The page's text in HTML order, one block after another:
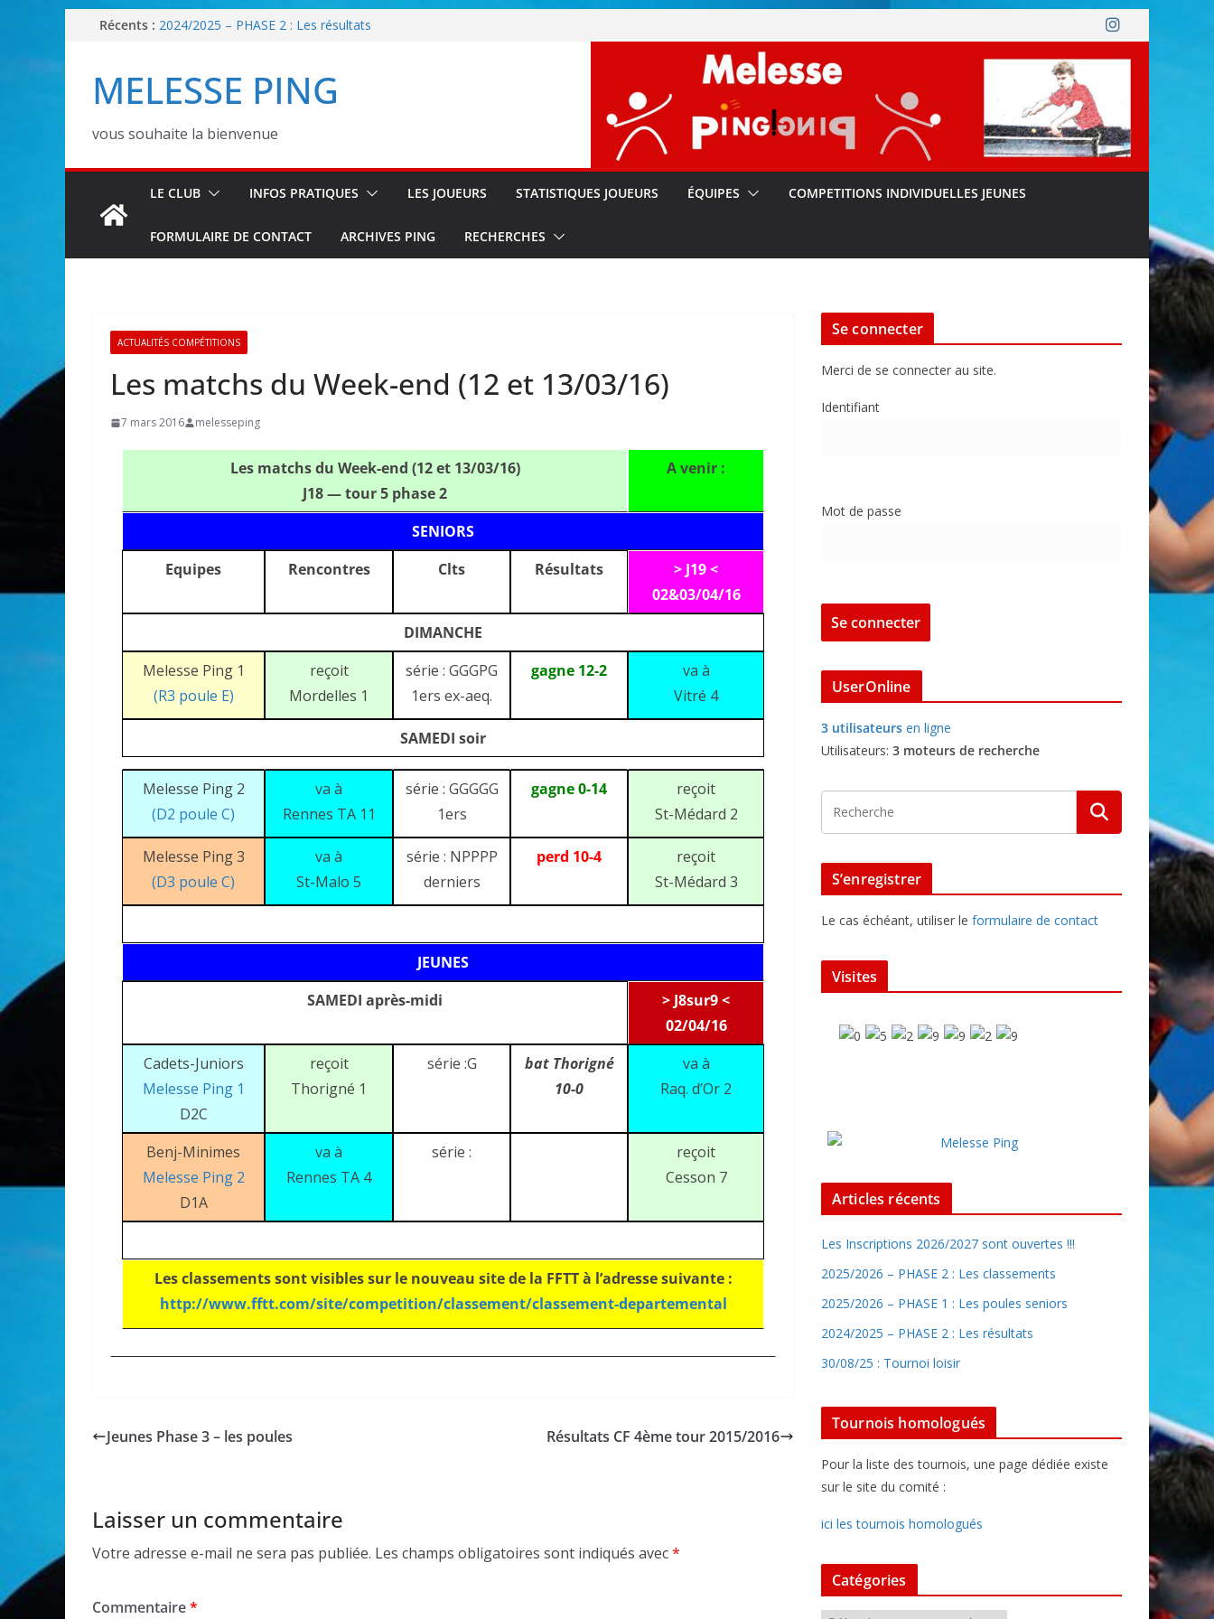
PasserRécents : 2024/2025 – PHASE 2 : Les résultats
2025/2026 – PHASE 2 : Les classements
2025/2026 – PHASE 1 : Les poules seniors
MELESSE PING
vous souhaite la bienvenue
LE CLUB INFOS PRATIQUES LES JOUEURS STATISTIQUES JOUEURS ÉQUIPES COMPETITIONS INDIVIDUELLES JEUNES
FORMULAIRE DE CONTACT ARCHIVES PING RECHERCHES
ACTUALITÉS COMPÉTITIONS
Les matchs du Week-end (12 et 13/03/16)
7 mars 2016 melesseping
Les matchs du Week-end (12 et 13/03/16)
J18 — tour 5 phase 2
A venir :
SENIORS
Equipes
Rencontres Clts Résultats
> J19 <
02&03/04/16
DIMANCHE
Melesse Ping 1
(R3 poule E)
reçoit
Mordelles 1
série : GGGPG
1ers ex-aeq.
gagne 12-2
va à
Vitré 4
SAMEDI soir
Melesse Ping 2
(D2 poule C)
va à
Rennes TA 11
série : GGGGG
1ers
gagne 0-14
reçoit
St-Médard 2
Melesse Ping 3
(D3 poule C)
va à
St-Malo 5
série : NPPPP
derniers
perd 10-4
reçoit
St-Médard 3
JEUNES
SAMEDI après-midi
> J8sur9 <
02/04/16
Cadets-Juniors
Melesse Ping 1
D2C
reçoit
Thorigné 1
série :G
bat Thorigné
10-0
va à
Raq. d’Or 2
Benj-Minimes
Melesse Ping 2
D1A
va à
Rennes TA 4
série :
reçoit
Cesson 7
Les classements sont visibles sur le nouveau site de la FFTT à l’adresse suivante :
http://www.fftt.com/site/competition/classement/classement-departemental
Jeunes Phase 3 – les poules Résultats CF 4ème tour 2015/2016
Laisser un commentaire
Votre adresse e-mail ne sera pas publiée. Les champs obligatoires sont indiqués avec*
Commentaire*
Se connecter
Merci de se connecter au site.
Identifiant
Mot de passe
UserOnline
3 utilisateurs en ligne
Utilisateurs: 3 moteurs de recherche
S’enregistrer
Le cas échéant, utiliser le formulaire de contact
Visites
Articles récents
Les Inscriptions 2026/2027 sont ouvertes !!!
2025/2026 – PHASE 2 : Les classements
2025/2026 – PHASE 1 : Les poules seniors
2024/2025 – PHASE 2 : Les résultats
30/08/25 : Tournoi loisir
Tournois homologués
Pour la liste des tournois, une page dédiée existe
sur le site du comité :
ici les tournois homologués
Catégories